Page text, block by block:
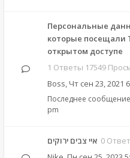
Персональные
которые посещали
открытом доступе
1 Ответы 17549
Boss, Чт сен 23, 2021
Последнее сообщение
pm
איי צבים ירוקים 0